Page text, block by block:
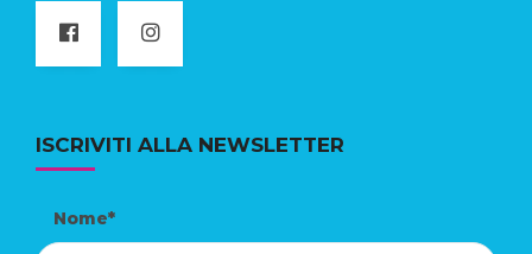
ISCRIVITI ALLA NEWSLETTER
Nome*